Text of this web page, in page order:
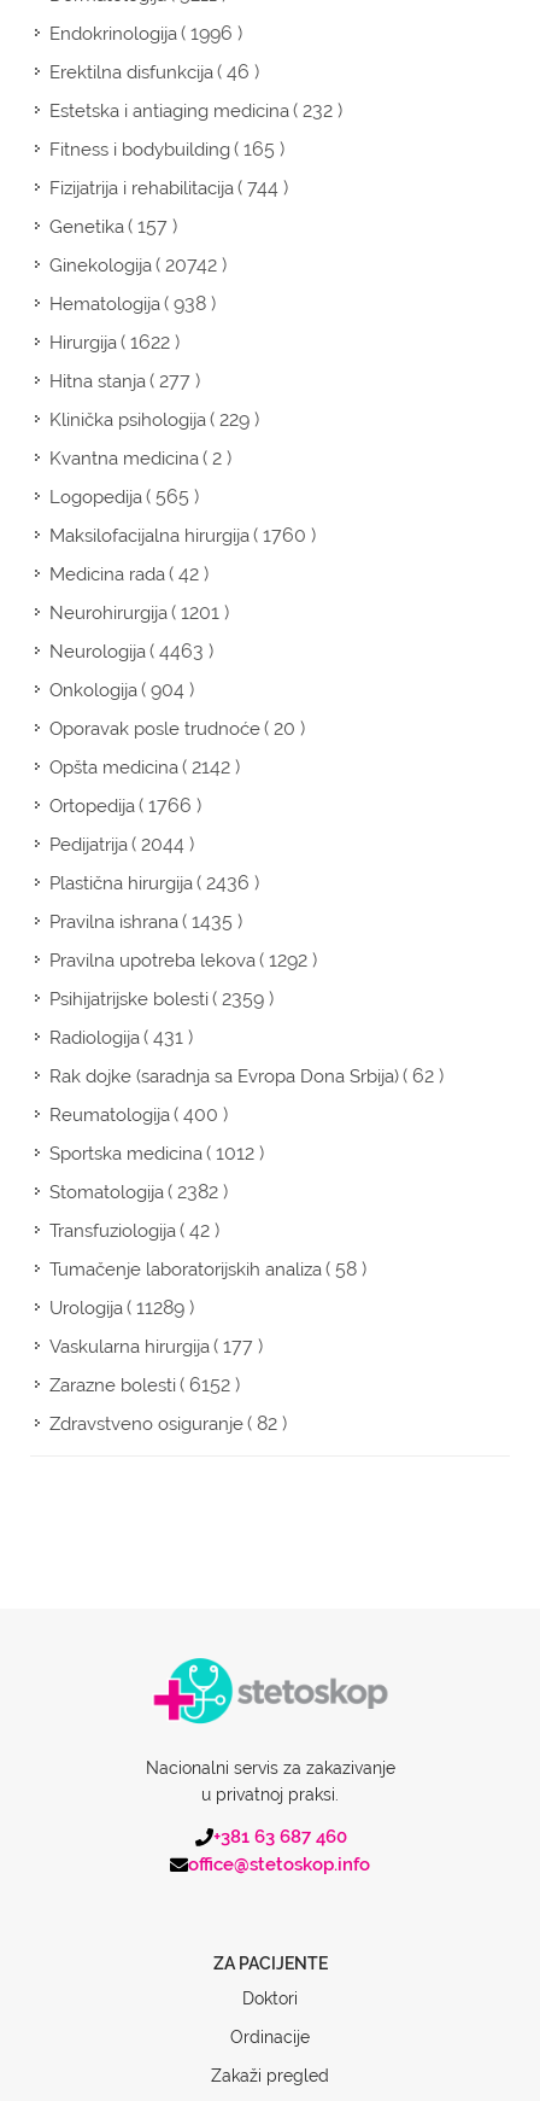
Endokrinologija( 1996 )
Erektilna disfunkcija( 46 )
Estetska i antiaging medicina( 232 )
Fitness i bodybuilding( 165 )
Fizijatrija i rehabilitacija( 744 )
Genetika( 157 )
Ginekologija( 20742 )
Hematologija( 938 )
Hirurgija( 1622 )
Hitna stanja( 277 )
Klinička psihologija( 229 )
Kvantna medicina( 2 )
Logopedija( 565 )
Maksilofacijalna hirurgija( 1760 )
Medicina rada( 42 )
Neurohirurgija( 1201 )
Neurologija( 4463 )
Onkologija( 904 )
Oporavak posle trudnoće( 20 )
Opšta medicina( 2142 )
Ortopedija( 1766 )
Pedijatrija( 2044 )
Plastična hirurgija( 2436 )
Pravilna ishrana( 1435 )
Pravilna upotreba lekova( 1292 )
Psihijatrijske bolesti( 2359 )
Radiologija( 431 )
Rak dojke (saradnja sa Evropa Dona Srbija)( 62 )
Reumatologija( 400 )
Sportska medicina( 1012 )
Stomatologija( 2382 )
Transfuziologija( 42 )
Tumačenje laboratorijskih analiza( 58 )
Urologija( 11289 )
Vaskularna hirurgija( 177 )
Zarazne bolesti( 6152 )
Zdravstveno osiguranje( 82 )
Nacionalni servis za zakazivanje
u privatnoj praksi.
+381 63 687 460
office@stetoskop.info
ZA PACIJENTE
Doktori
Ordinacije
Zakaži pregled